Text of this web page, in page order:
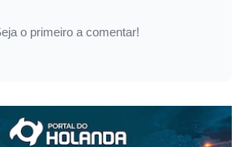
o primeiro a comentar!